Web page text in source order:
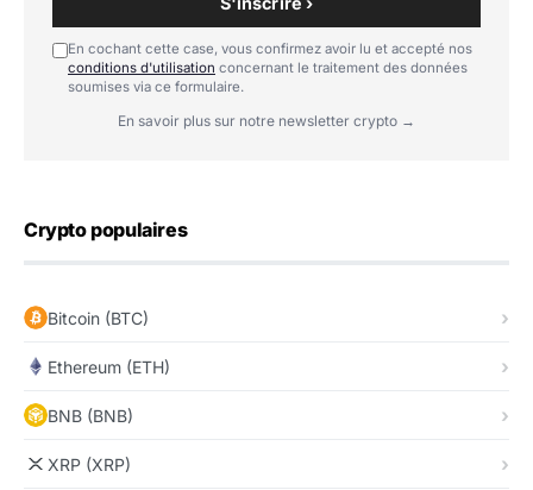
En cochant cette case, vous confirmez avoir lu et accepté nos
conditions d'utilisation concernant le traitement des données
soumises via ce formulaire.
En savoir plus sur notre newsletter crypto →
Crypto populaires
Bitcoin (BTC)
Ethereum (ETH)
BNB (BNB)
XRP (XRP)